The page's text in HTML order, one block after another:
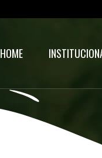
HOME